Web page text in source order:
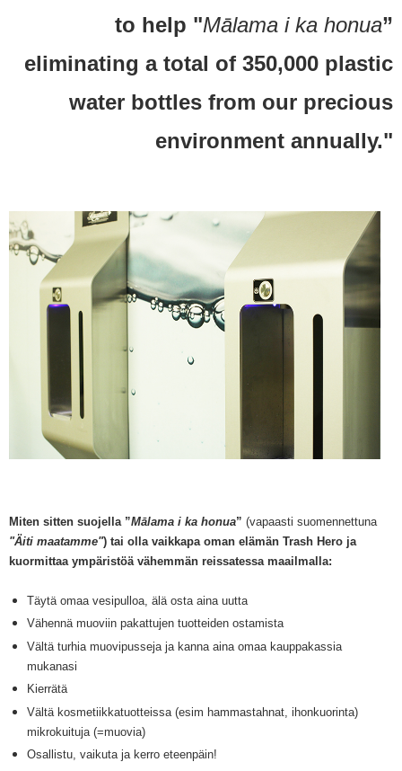
to help "Mālama i ka honua”
eliminating a total of 350,000 plastic
water bottles from our precious
environment annually."
Miten sitten suojella ”Mālama i ka honua” (vapaasti suomennettuna
"Äiti maatamme") tai olla vaikkapa oman elämän Trash Hero ja
kuormittaa ympäristöä vähemmän reissatessa maailmalla:
Täytä omaa vesipulloa, älä osta aina uutta
Vähennä muoviin pakattujen tuotteiden ostamista
Vältä turhia muovipusseja ja kanna aina omaa kauppakassia
mukanasi
Kierrätä
Vältä kosmetiikkatuotteissa (esim hammastahnat, ihonkuorinta)
mikrokuituja (=muovia)
Osallistu, vaikuta ja kerro eteenpäin!